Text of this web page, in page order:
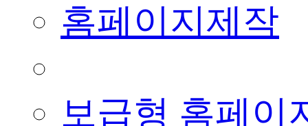
홈페이지제작
보급형 홈페이